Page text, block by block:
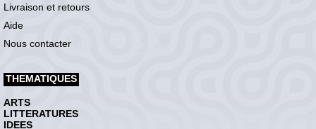
Livraison et retours
Aide
Nous contacter
THEMATIQUES
ARTS
LITTERATURES
IDEES